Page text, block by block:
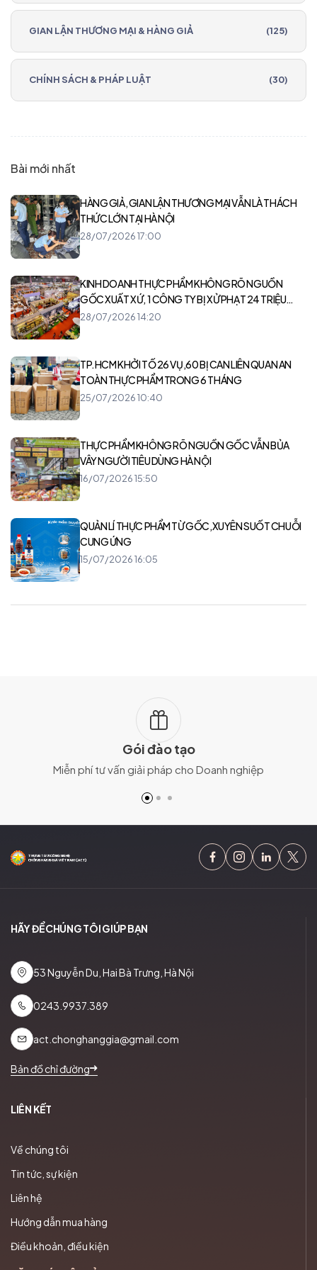
GIAN LẬN THƯƠNG MẠI & HÀNG GIẢ (125)
CHÍNH SÁCH & PHÁP LUẬT (30)
Bài mới nhất
HÀNG GIẢ, GIAN LẬN THƯƠNG MẠI VẪN LÀ THÁCH
THỨC LỚN TẠI HÀ NỘI
28/07/2026 17:00
KINH DOANH THỰC PHẨM KHÔNG RÕ NGUỒN
GỐC XUẤT XỨ, 1 CÔNG TY BỊ XỬ PHẠT 24 TRIỆU
ĐỒNG
28/07/2026 14:20
TP.HCM KHỞI TỐ 26 VỤ,60 BỊ CAN LIÊN QUAN AN
TOÀN THỰC PHẨM TRONG 6 THÁNG
25/07/2026 10:40
THỰC PHẨM KHÔNG RÕ NGUỒN GỐC VẪN BỦA
VÂY NGƯỜI TIÊU DÙNG HÀ NỘI
16/07/2026 15:50
QUẢN LÍ THỰC PHẨM TỪ GỐC,XUYÊN SUỐT CHUỖI
CUNG ỨNG
15/07/2026 16:05
Gói đào tạo
Miễn phí tư vấn giải pháp cho Doanh nghiệp
HÃY ĐỂ CHÚNG TÔI GIÚP BẠN
53 Nguyễn Du, Hai Bà Trưng, Hà Nội
0243.9937.389
act.chonghanggia@gmail.com
Bản đồ chỉ đường
LIÊN KẾT
Về chúng tôi
Tin tức, sự kiện
Liên hệ
Hướng dẫn mua hàng
Điều khoản, điều kiện